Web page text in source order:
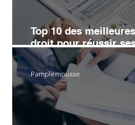
Top 10 des
droit pour réussir
2026
Pamplemousse